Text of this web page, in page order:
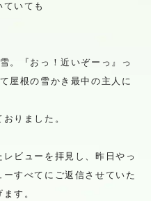
いても
。『おっ！近いぞーっ』っ
屋根の雪かき最中の主人に
りました。
ビューを拝見し、昨日やっ
すべてにご返信させていた
す。